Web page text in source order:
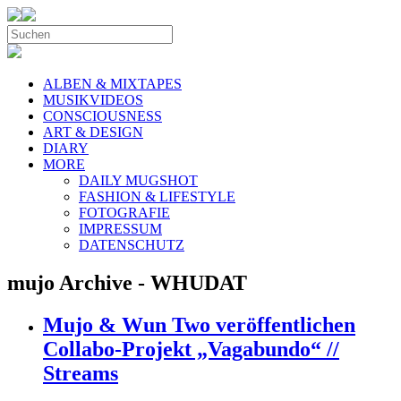
ALBEN & MIXTAPES
MUSIKVIDEOS
CONSCIOUSNESS
ART & DESIGN
DIARY
MORE
DAILY MUGSHOT
FASHION & LIFESTYLE
FOTOGRAFIE
IMPRESSUM
DATENSCHUTZ
mujo Archive - WHUDAT
Mujo & Wun Two veröffentlichen
Collabo-Projekt „Vagabundo“ //
Streams